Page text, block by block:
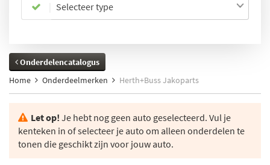
Selecteer type
Onderdelencatalogus
Home
Onderdeelmerken Herth+Buss Jakoparts
Let op! Je hebt nog geen auto geselecteerd. Vul je
kenteken in of selecteer je auto om alleen onderdelen te
tonen die geschikt zijn voor jouw auto.